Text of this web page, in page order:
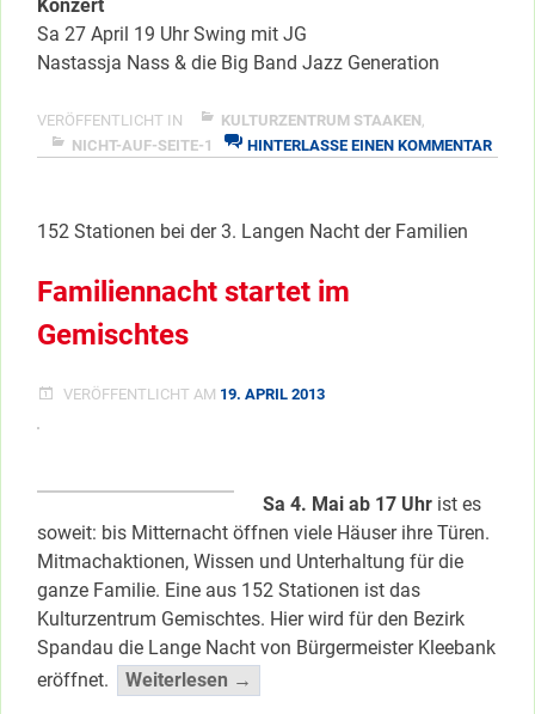
Konzert
Sa 27 April 19 Uhr Swing mit JG
Nastassja Nass & die Big Band Jazz Generation
VERÖFFENTLICHT IN KULTURZENTRUM STAAKEN,
NICHT-AUF-SEITE-1
HINTERLASSE EINEN KOMMENTARZU
152 Stationen bei der 3. Langen Nacht der Familien
Familiennacht startet im
Gemischtes
VERÖFFENTLICHT AM 19. APRIL 2013
Sa 4. Mai ab 17 Uhr ist es
soweit: bis Mitternacht öffnen viele Häuser ihre Türen.
Mitmachaktionen, Wissen und Unterhaltung für die
ganze Familie. Eine aus 152 Stationen ist das
Kulturzentrum Gemischtes. Hier wird für den Bezirk
Spandau die Lange Nacht von Bürgermeister Kleebank
eröffnet.
Weiterlesen →